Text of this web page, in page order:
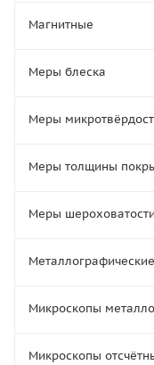
Магнитные
Меры блеска
Меры
Меры толщины
Меры
Микроскопы
Микроскопы